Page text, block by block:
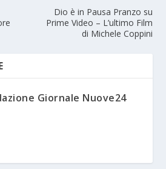
Dio è in Pausa Pranzo su
Prime Video – L’ultimo Film
di Michele Coppini
Giornale Nuove24